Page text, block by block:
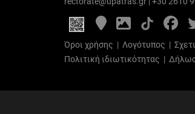
Google
Maps
Photo
Gallery
Όροι χρήσης | Λογότυπος |
Πολιτική ιδιωτικότητας |